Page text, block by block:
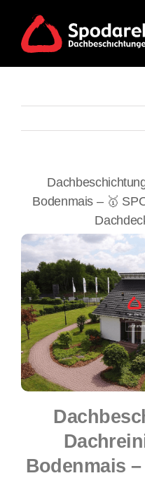
content
Bodenmais – 🥇
Bodenmais